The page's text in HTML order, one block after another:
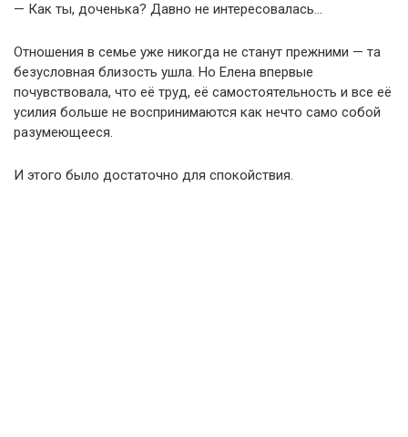
— Как ты, доченька? Давно не интересовалась…
Отношения в семье уже никогда не станут прежними — та
безусловная близость ушла. Но Елена впервые
почувствовала, что её труд, её самостоятельность и все её
усилия больше не воспринимаются как нечто само собой
разумеющееся.
И этого было достаточно для спокойствия.